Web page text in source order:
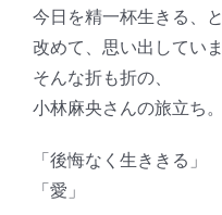
今日を精一杯生きる、
改めて、思い出していま
そんな折も折の、
小林麻央さんの旅立ち。
「後悔なく生ききる」
「愛」